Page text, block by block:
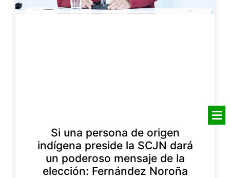
Si una persona de origen
indígena preside la SCJN dará
un poderoso mensaje de la
elección: Fernández Noroña